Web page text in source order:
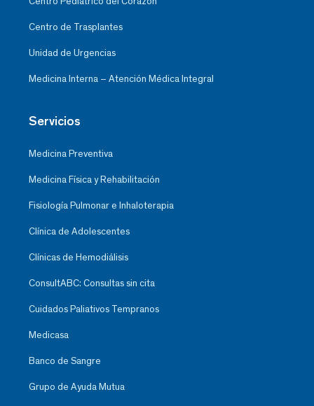
Centro de Trasplantes
Unidad de Urgencias
Medicina Interna – Atención Médica Integral
Servicios
Medicina Preventiva
Medicina Física y Rehabilitación
Fisiología Pulmonar e Inhaloterapia
Clínica de Adolescentes
Clínicas de Hemodiálisis
ConsultABC: Consultas sin cita
Cuidados Paliativos Tempranos
Medicasa
Banco de Sangre
Grupo de Ayuda Mutua